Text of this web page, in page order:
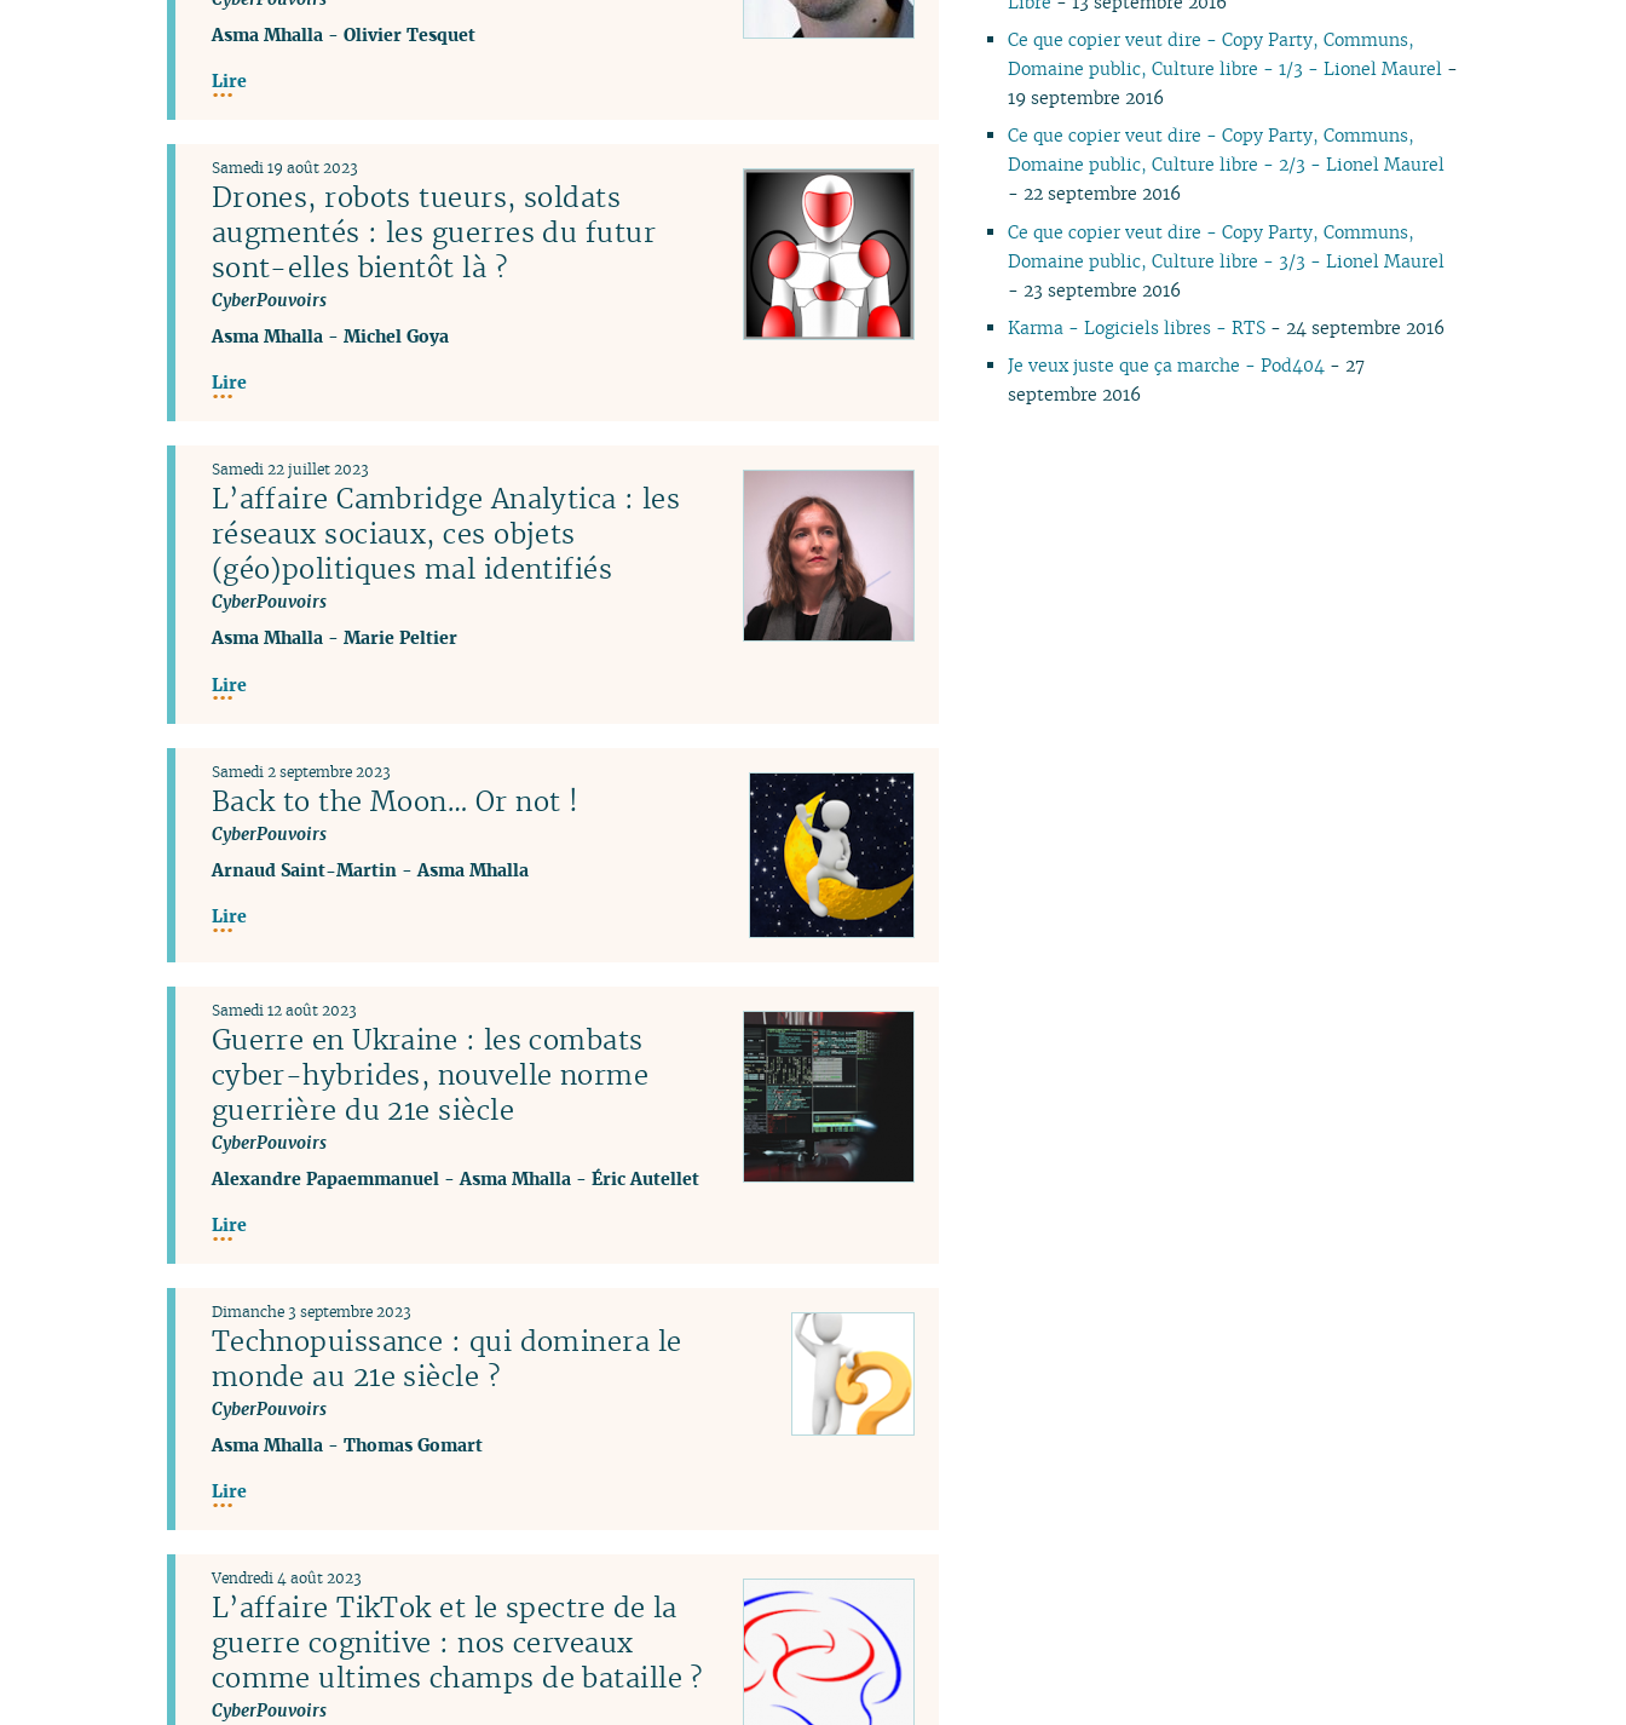
Asma Mhalla- Olivier Tesquet
Lire
Drones, robots tueurs, soldats
augmentés : les guerres du futur
sont-elles bientôt là ?
CyberPouvoirs
Samedi 19 août 2023
Asma Mhalla- Michel Goya
Lire
L’affaire Cambridge Analytica : les
réseaux sociaux, ces objets
(géo)politiques mal identifiés
CyberPouvoirs
Samedi 22 juillet 2023
Asma Mhalla- Marie Peltier
Lire
Back to the Moon… Or not !
CyberPouvoirs
Samedi 2 septembre 2023
Arnaud Saint-Martin - Asma Mhalla
Lire
Guerre en Ukraine : les combats
cyber-hybrides, nouvelle norme
guerrière du 21e siècle
CyberPouvoirs
Samedi 12 août 2023
Alexandre Papaemmanuel - Asma Mhalla - Éric Autellet
Lire
Technopuissance : qui dominera le
monde au 21e siècle ?
CyberPouvoirs
Dimanche 3 septembre 2023
Asma Mhalla - Thomas Gomart
Lire
L’affaire TikTok et le spectre de la
guerre cognitive : nos cerveaux
comme ultimes champs de bataille ?
CyberPouvoirs
Vendredi 4 août 2023
02
03
01
02
01
04
01
Ce que copier veut dire - Copy Party, Communs,
Domaine public, Culture libre - 1/3 - Lionel Maurel -
19 septembre 2016
Ce que copier veut dire - Copy Party, Communs,
Domaine public, Culture libre - 2/3 - Lionel Maurel
- 22 septembre 2016
Ce que copier veut dire - Copy Party, Communs,
Domaine public, Culture libre - 3/3 - Lionel Maurel
- 23 septembre 2016
Karma - Logiciels libres - RTS - 24 septembre 2016
Je veux juste que ça marche - Pod404 - 27
septembre 2016